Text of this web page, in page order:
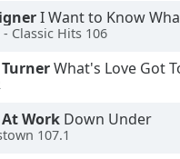
I Want to Know
- Classic Hits 106
What's Love Got
Work Down Under
107.1